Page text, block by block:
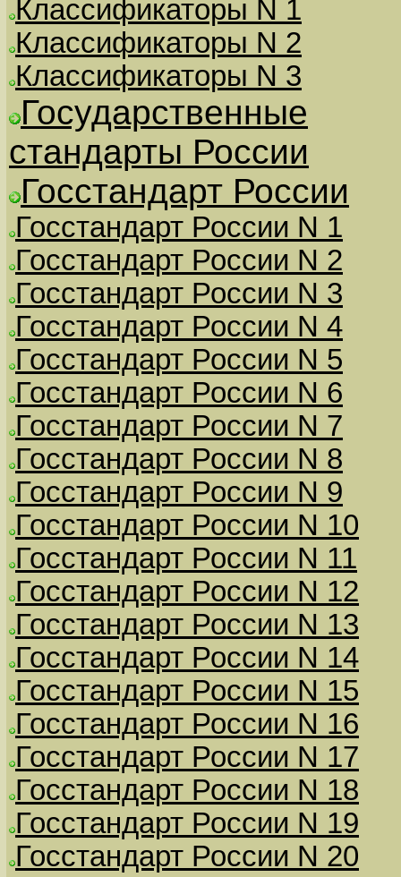
Классификаторы N 1
Классификаторы N 2
Классификаторы N 3
Государственные
стандарты России
Госстандарт России
Госстандарт России N 1
Госстандарт России N 2
Госстандарт России N 3
Госстандарт России N 4
Госстандарт России N 5
Госстандарт России N 6
Госстандарт России N 7
Госстандарт России N 8
Госстандарт России N 9
Госстандарт России N 10
Госстандарт России N 11
Госстандарт России N 12
Госстандарт России N 13
Госстандарт России N 14
Госстандарт России N 15
Госстандарт России N 16
Госстандарт России N 17
Госстандарт России N 18
Госстандарт России N 19
Госстандарт России N 20